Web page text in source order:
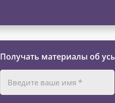
Получать материалы об